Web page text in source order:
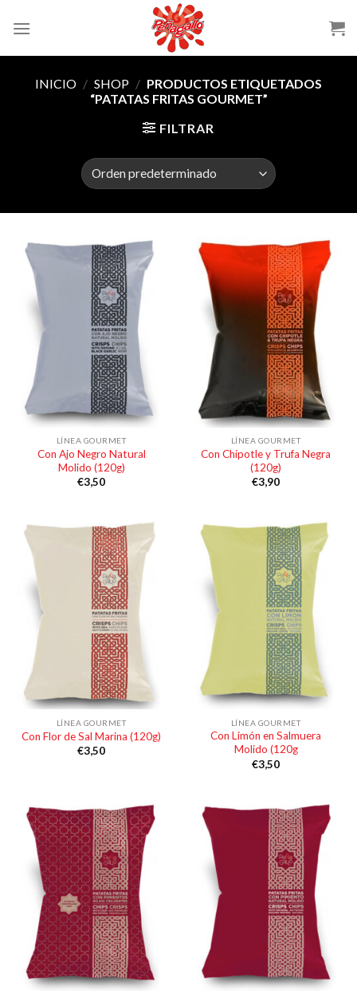
INICIO / SHOP / PRODUCTOS ETIQUETADOS
“PATATAS FRITAS GOURMET”
FILTRAR
LÍNEA GOURMET
Con Ajo Negro Natural
Molido (120g)
€3,50
LÍNEA GOURMET
Con Chipotle y Trufa Negra
(120g)
€3,90
LÍNEA GOURMET
Con Flor de Sal Marina (120g)
€3,50
LÍNEA GOURMET
Con Limón en Salmuera
Molido (120g
€3,50